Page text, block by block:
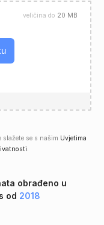
veličina do 20 MB
slažete se s našim Uvjetima
.
obrađeno u
od 2018